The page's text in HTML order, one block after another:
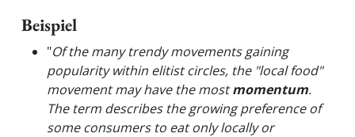
Beispiel
"Of the many trendy movements gaining
popularity within elitist circles, the "local food"
movement may have the mostmomentum.
The term describes the growing preference of
some consumers to eat only locally or